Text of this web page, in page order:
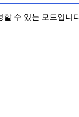
할 수 있는 모드입니